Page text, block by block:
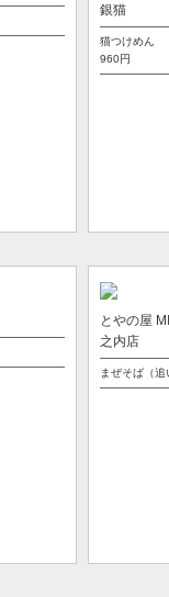
銀猫
猫つけめん
960円
とやの屋
之内店
まぜそば（